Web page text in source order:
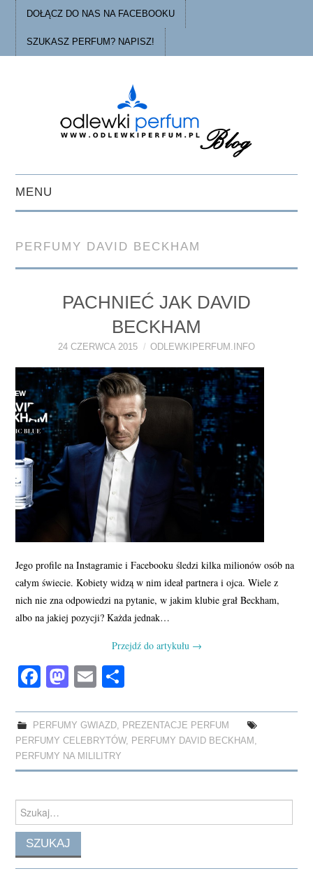
DOŁĄCZ DO NAS NA FACEBOOKU
SZUKASZ PERFUM? NAPISZ!
MENU
O ODLEWKACH
PERFUMY FAQ
A TO CIEKAWE!
SKLEP
PERFUMY DAVID BECKHAM
PACHNIEĆ JAK DAVID
BECKHAM
24 CZERWCA 2015 ODLEWKIPERFUM.INFO
Jego profile na Instagramie i Facebooku śledzi kilka milionów osób na
całym świecie. Kobiety widzą w nim ideał partnera i ojca. Wiele z
nich nie zna odpowiedzi na pytanie, w jakim klubie grał Beckham,
albo na jakiej pozycji? Każda jednak…
Przejdź do artykułu →
Fa
bo
ok
M
to
do
n
E
ailre
PERFUMY GWIAZD, PREZENTACJE PERFUM
PERFUMY CELEBRYTÓW, PERFUMY DAVID BECKHAM ,
PERFUMY NA MILILITRY
Search
for: